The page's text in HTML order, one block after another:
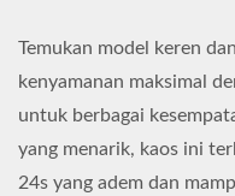
Temukan model keren
kenyamanan maksimal
untuk berbagai
yang menarik, kaos ini
24s yang adem dan